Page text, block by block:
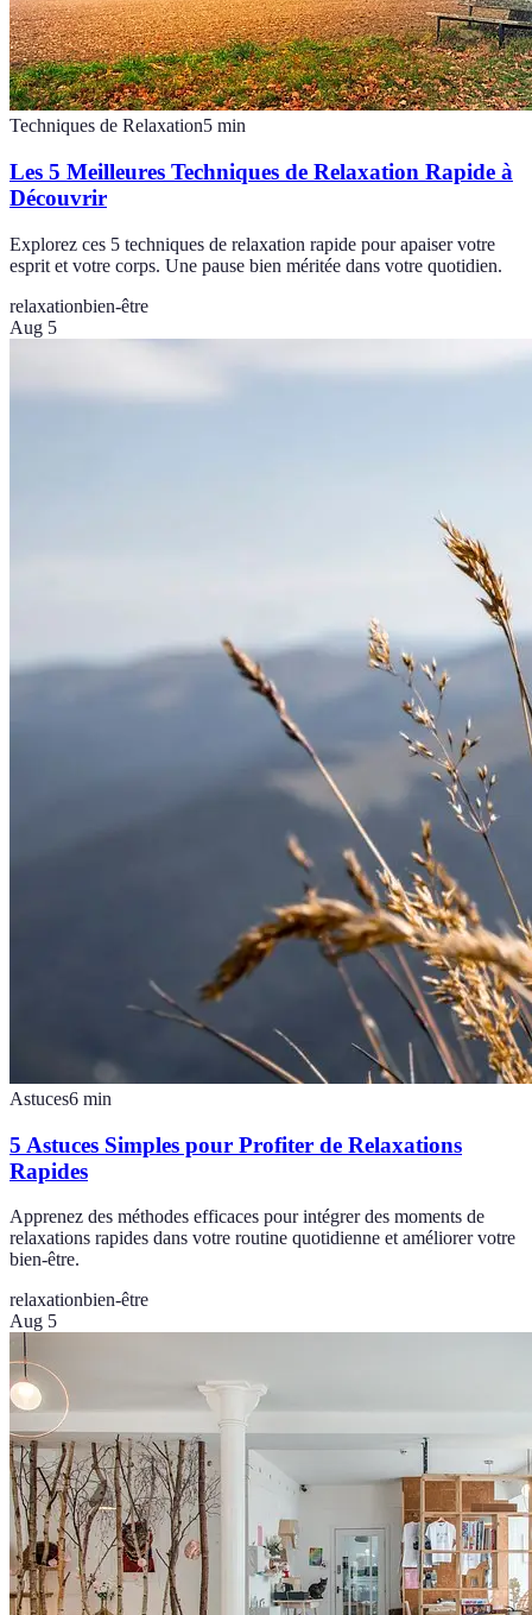
Techniques de Relaxation5 min
Les 5 Meilleures Techniques de Relaxation Rapide à
Découvrir
Explorez ces 5 techniques de relaxation rapide pour apaiser votre
esprit et votre corps. Une pause bien méritée dans votre quotidien.
relaxationbien-être
Aug 5
Astuces6 min
5 Astuces Simples pour Profiter de Relaxations
Rapides
Apprenez des méthodes efficaces pour intégrer des moments de
relaxations rapides dans votre routine quotidienne et améliorer votre
bien-être.
relaxationbien-être
Aug 5